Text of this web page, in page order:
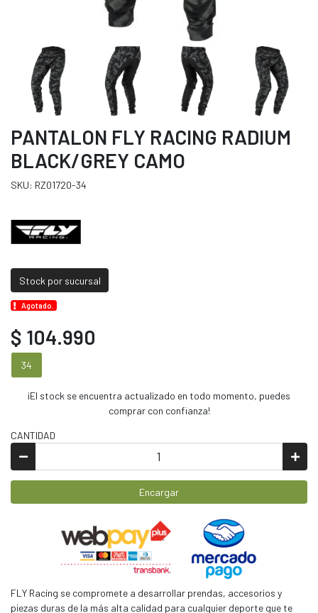
PANTALON FLY RACING RADIUM
BLACK/GREY CAMO
SKU: RZ01720-34
Stock por sucursal
Agotado.
$ 104.990
34
¡El stock se encuentra actualizado en todo momento, puedes
comprar con confianza!
CANTIDAD
Encargar
FLY Racing se compromete a desarrollar prendas, accesorios y
piezas duras de la más alta calidad para cualquier deporte que te